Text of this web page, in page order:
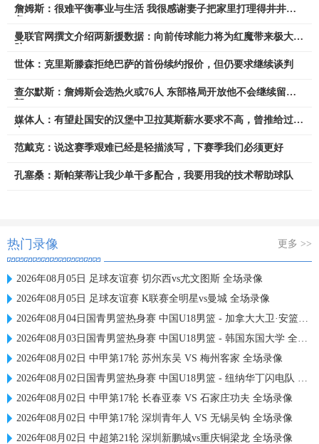
詹姆斯：很难平衡事业与生活 我很感谢妻子把家里打理得井井有
曼联官网撰文介绍两新援数据：向前传球能力将为红魔带来极大帮
世体：克里斯滕森拒绝巴萨的首份续约报价，但仍要求继续谈判
查尔默斯：詹姆斯会选热火或76人 东部格局开放他不会继续留西
媒体人：有望赴国安的汉堡中卫拉莫斯薪水要求不高，曾推给过泰
范戴克：说这赛季艰难已经是轻描淡写，下赛季我们必须更好
孔塞桑：斯帕莱蒂让我少单干多配合，我要用我的技术帮助球队
热门录像 更多 >>
2026年08月05日 足球友谊赛 切尔西vs尤文图斯 全场录像
2026年08月05日 足球友谊赛 K联赛全明星vs曼城 全场录像
2026年08月04日国青男篮热身赛 中国U18男篮 - 加拿大大卫·安篮球学院 全场录像
2026年08月03日国青男篮热身赛 中国U18男篮 - 韩国东国大学 全场录像
2026年08月02日 中甲第17轮 苏州东吴 VS 梅州客家 全场录像
2026年08月02日国青男篮热身赛 中国U18男篮 - 纽纳华丁闪电队 全场录像
2026年08月02日 中甲第17轮 长春亚泰 VS 石家庄功夫 全场录像
2026年08月02日 中甲第17轮 深圳青年人 VS 无锡吴钩 全场录像
2026年08月02日 中超第21轮 深圳新鹏城vs重庆铜梁龙 全场录像